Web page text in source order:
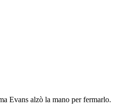
Evans alzò la mano per fermarlo.